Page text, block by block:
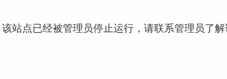
站点已经被管理员停止运行，请联系管理员了